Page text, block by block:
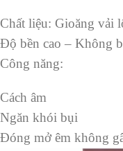
Chất liệu: Gioăng vải
Độ bền cao – Không
Công năng:
Cách âm
Ngăn khói bụi
Đóng mở êm không